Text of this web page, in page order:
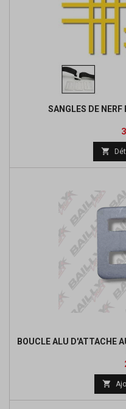
SANGLES DE NERF

BOUCLE ALU D'ATTACHE
